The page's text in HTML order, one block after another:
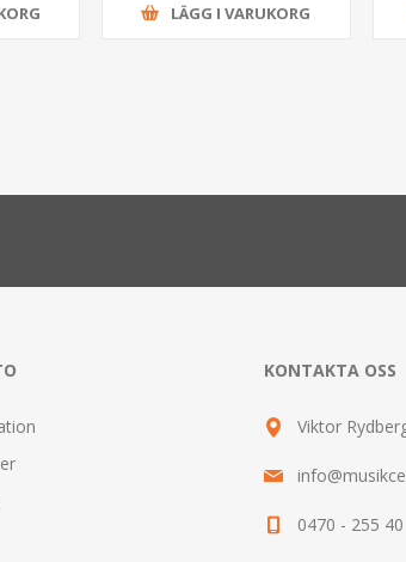
LÄGG I VARUKORG
KONTAKTA OSS
Viktor
0470 - 255 40